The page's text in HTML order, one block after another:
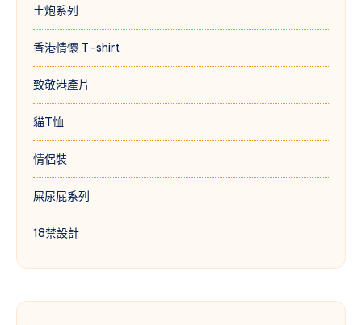
土炮系列
香港情懷 T-shirt
致敬港產片
貓T恤
情侶裝
屎尿屁系列
18禁設計